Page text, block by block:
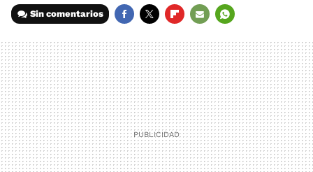
Sin comentarios
MAIL